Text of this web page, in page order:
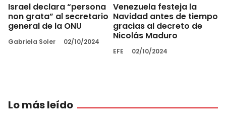
Israel declara “persona
non grata” al secretario
general de la ONU
Gabriela Soler 02/10/2024
Venezuela festeja la
Navidad antes de tiempo
gracias al decreto de
Nicolás Maduro
EFE 02/10/2024
Lo más leído